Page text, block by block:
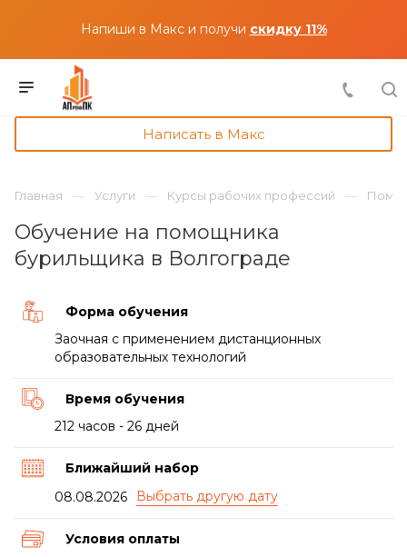
Напиши в Макс и получи скидку 11%
Написать в Макс
Главная Услуги Курсы рабочих профессий
Обучение на помощника
бурильщика в Волгограде
Форма обучения
Заочная с применением дистанционных
образовательных технологий
Время обучения
212 часов - 26 дней
Ближайший набор
08.08.2026
Условия оплаты